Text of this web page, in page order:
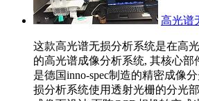
高光谱
这款高光谱无损分析系统是在高
的高光谱成像分析系统, 其核心部
是德国inno-spec制造的精密成像
损分析系统使用透射光栅的分光